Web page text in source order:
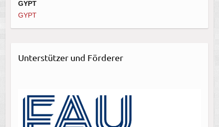
GYPT
GYPT
Unterstützer und Förderer